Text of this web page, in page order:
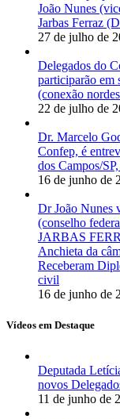
João Nunes
Jarbas Ferraz
27 de julho de
Delegados do
participarão em
(conexão
22 de julho de
Dr. Marcelo
Confep, é
dos Campos/
16 de junho de
Dr João Nunes
(conselho
JARBAS
Anchieta da
Receberam
civil
16 de junho de
Vídeos em Destaque
Deputada
novos
11 de junho de